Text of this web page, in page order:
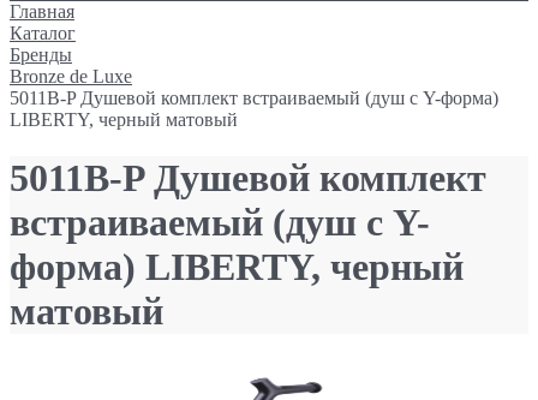
Главная
Каталог
Бренды
Bronze de Luxe
5011B-P Душевой комплект встраиваемый (душ с Y-форма)
LIBERTY, черный матовый
5011B-P Душевой комплект
встраиваемый (душ с Y-
форма) LIBERTY, черный
матовый